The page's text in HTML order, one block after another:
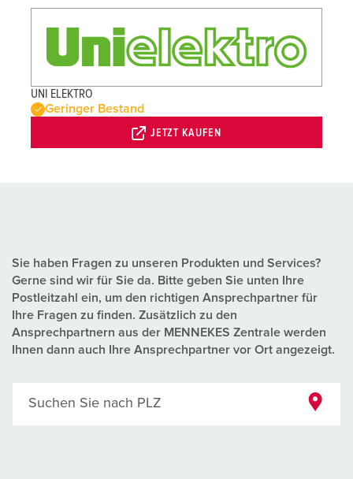
UNI ELEKTRO
Geringer Bestand
JETZT KAUFEN
Sie haben Fragen zu unseren Produkten und Services?
Gerne sind wir für Sie da. Bitte geben Sie unten Ihre
Postleitzahl ein, um den richtigen Ansprechpartner für
Ihre Fragen zu finden. Zusätzlich zu den
Ansprechpartnern aus der MENNEKES Zentrale werden
Ihnen dann auch Ihre Ansprechpartner vor Ort angezeigt.
Suchen Sie nach PLZ